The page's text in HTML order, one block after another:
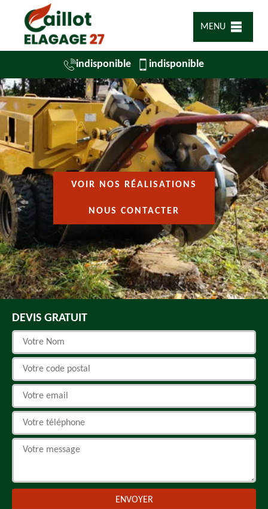
MENU
indisponible indisponible
VOIR NOS RÉALISATIONS
NOUS CONTACTER
DEVIS GRATUIT